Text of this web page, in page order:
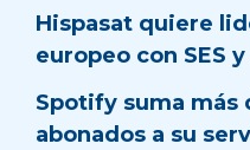
Hispasat quiere
europeo con SES
Spotify suma más
abonados a su